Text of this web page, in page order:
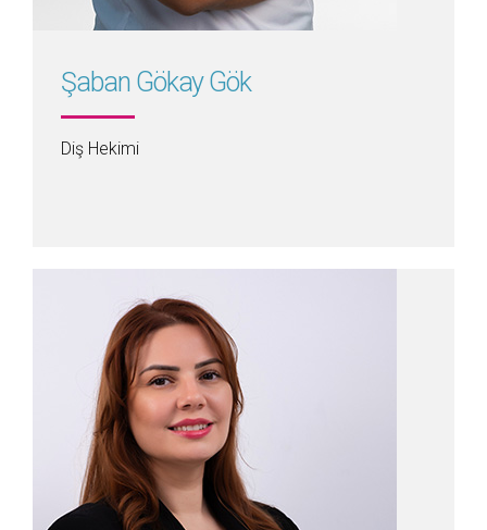
Şaban Gökay Gök
Diş Hekimi